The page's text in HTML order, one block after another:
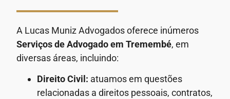
A Lucas Muniz Advogados oferece inúmeros
Serviços de Advogadoem Tremembé, em
diversas áreas, incluindo:
Direito Civil: atuamos em questões
relacionadas a direitos pessoais, contratos,